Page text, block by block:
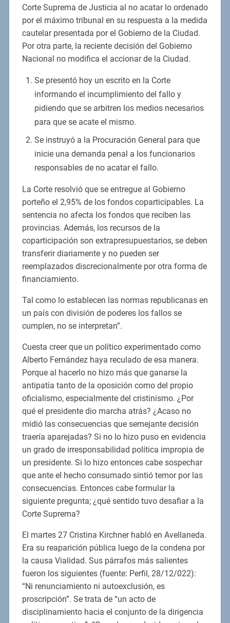
Corte Suprema de Justicia al no acatar lo ordenado
por el máximo tribunal en su respuesta a la medida
cautelar presentada por el Gobierno de la Ciudad.
Por otra parte, la reciente decisión del Gobierno
Nacional no modifica el accionar de la Ciudad.
Se presentó hoy un escrito en la Corte
informando el incumplimiento del fallo y
pidiendo que se arbitren los medios necesarios
para que se acate el mismo.
Se instruyó a la Procuración General para que
inicie una demanda penal a los funcionarios
responsables de no acatar el fallo.
La Corte resolvió que se entregue al Gobierno
porteño el 2,95% de los fondos coparticipables. La
sentencia no afecta los fondos que reciben las
provincias. Además, los recursos de la
coparticipación son extrapresupuestarios, se deben
transferir diariamente y no pueden ser
reemplazados discrecionalmente por otra forma de
financiamiento.
Tal como lo establecen las normas republicanas en
un país con división de poderes los fallos se
cumplen, no se interpretan”.
Cuesta creer que un político experimentado como
Alberto Fernández haya reculado de esa manera.
Porque al hacerlo no hizo más que ganarse la
antipatía tanto de la oposición como del propio
oficialismo, especialmente del cristinismo. ¿Por
qué el presidente dio marcha atrás? ¿Acaso no
midió las consecuencias que semejante decisión
traería aparejadas? Si no lo hizo puso en evidencia
un grado de irresponsabilidad política impropia de
un presidente. Si lo hizo entonces cabe sospechar
que ante el hecho consumado sintió temor por las
consecuencias. Entonces cabe formular la
siguiente pregunta; ¿qué sentido tuvo desafiar a la
Corte Suprema?
El martes 27 Cristina Kirchner habló en Avellaneda.
Era su reaparición pública luego de la condena por
la causa Vialidad. Sus párrafos más salientes
fueron los siguientes (fuente: Perfil, 28/12/022):
“Ni renunciamiento ni autoexclusión, es
proscripción”. Se trata de “un acto de
disciplinamiento hacia el conjunto de la dirigencia